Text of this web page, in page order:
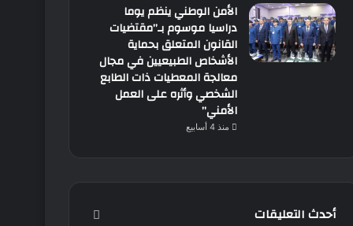
الأمن الوطني ينظم يوما
دراسيا موسوم بـ”مقتضيات
القانون المتعلق بحماية
الأشخاص الطبيعيين في مجال
معالجة المعطيات ذات الطابع
الشخصي وأثره على العمل
الأمني”
منذ 4 أسابيع
أحدث التعليقات